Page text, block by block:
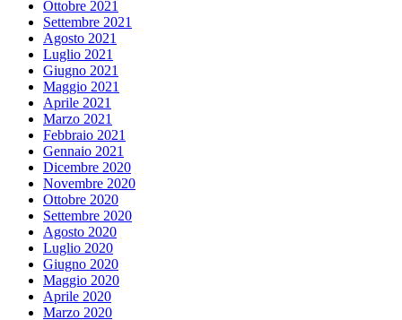
Ottobre 2021
Settembre 2021
Agosto 2021
Luglio 2021
Giugno 2021
Maggio 2021
Aprile 2021
Marzo 2021
Febbraio 2021
Gennaio 2021
Dicembre 2020
Novembre 2020
Ottobre 2020
Settembre 2020
Agosto 2020
Luglio 2020
Giugno 2020
Maggio 2020
Aprile 2020
Marzo 2020